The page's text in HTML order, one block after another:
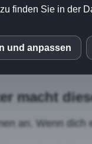
macht
an. Wenn
finden Sie in der
(Piwik)
und anpassen